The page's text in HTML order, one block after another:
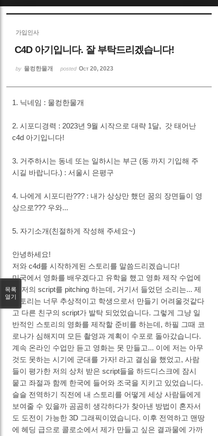
가입인사
C4D 아기입니다. 잘 부탁드리겠습니다!
by 물컹한물개 posted Oct 20, 2023
1. 닉네임 : 물컹한물개
2. 시포디경력 : 2023년 9월 시작으로 대략 1달, 갓 태어난
c4d 아기입니다!
3. 거주하시는 동네 또는 일하시는 부근 (동 까지 기입해 주
시길 바랍니다.) : 서울시 은평구
4. 나에게 시포디란??? : 내가 상상만 했던 꿈의 장면들이 영
상으로??? 우와...
5. 자기소개(친절하게 작성해 주세요~)
안녕하세요!
저와 c4d를 시작하게된 스토리를 말씀드리겠습니다!
미국에서 영화를 배우겠다고 유학을 했고 영화 제작 수업에
서 저의 script를 pitching 하는데, 거기서 들었던 소리는... 제
스토리는 너무 추상적이고 학생으로서 만들기 어려울것같다
고 다른 친구의 script가 발탁 되었었습니다. 그렇게 그냥 일
반적인 스토리의 영화를 제작할 준비를 하는데, 하필 그때 코
로나가 심해지며 모든 촬영과 계획이 수포로 돌아갔습니다.
계속 온라인 수업만 듣고 영화는 못 만들고... 이에 저는 아무
것도 못하는 시기에 군대를 가자! 라고 결심을 했었고, 사람
들이 평가한 저의 상처 받은 script들을 하드디스크에 잠시
뭍고 좌절과 함께 한국에 들어와 조국을 지키고 있었습니다.
슬슬 전역하기 직전에 내 스토리를 어떻게 세상 사람들에게
보여줄 수 있을까 곰곰히 생각하다가 찾아낸 방법이 혼자서
도 도전이 가능한 3D 그래픽이였습니다. 이후 전역하고 맨땅
에 헤딩 급으로 콜로소에서 제가 만들고 싶은 결과물에 가까
목록
열기
Sketchbook5, 스케치북5
Sketchbook5, 스케치북5